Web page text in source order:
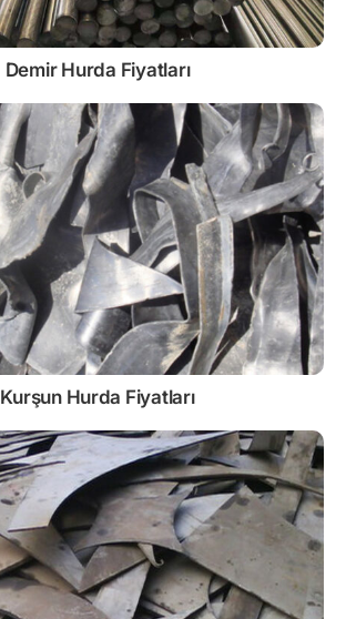
Demir Hurda Fiyatları
Kurşun Hurda Fiyatları